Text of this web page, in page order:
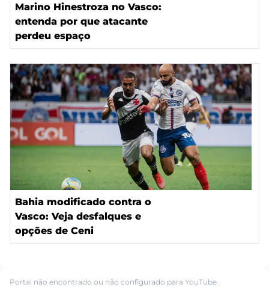
Marino Hinestroza no Vasco:
entenda por que atacante
perdeu espaço
Bahia modificado contra o
Vasco: Veja desfalques e
opções de Ceni
Portal não encontrado ou não configurado para YouTube.